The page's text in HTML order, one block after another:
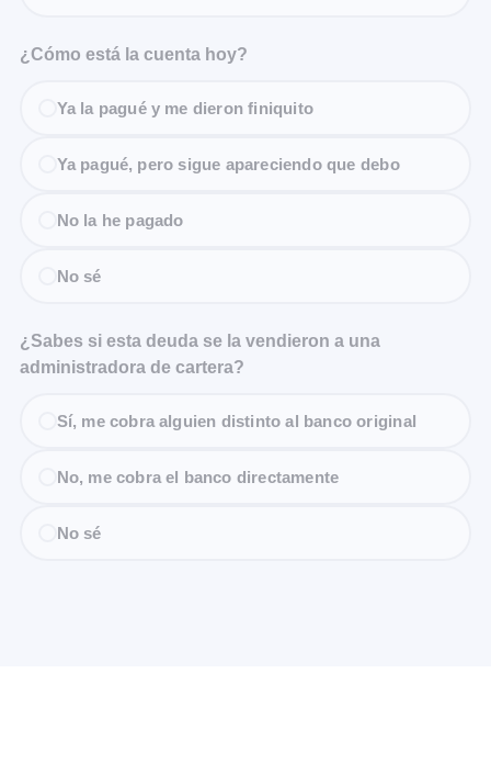
¿Cómo está la cuenta hoy?
Ya la pagué y me dieron finiquito
Ya pagué, pero sigue apareciendo que debo
No la he pagado
No sé
¿Sabes si esta deuda se la vendieron a una
administradora de cartera?
Sí, me cobra alguien distinto al banco original
No, me cobra el banco directamente
No sé